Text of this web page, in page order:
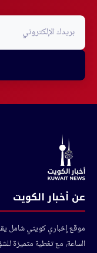
عن أخبار الكويت
موقع إخباري كويتي شامل
الساعة، مع تغطية متميزة